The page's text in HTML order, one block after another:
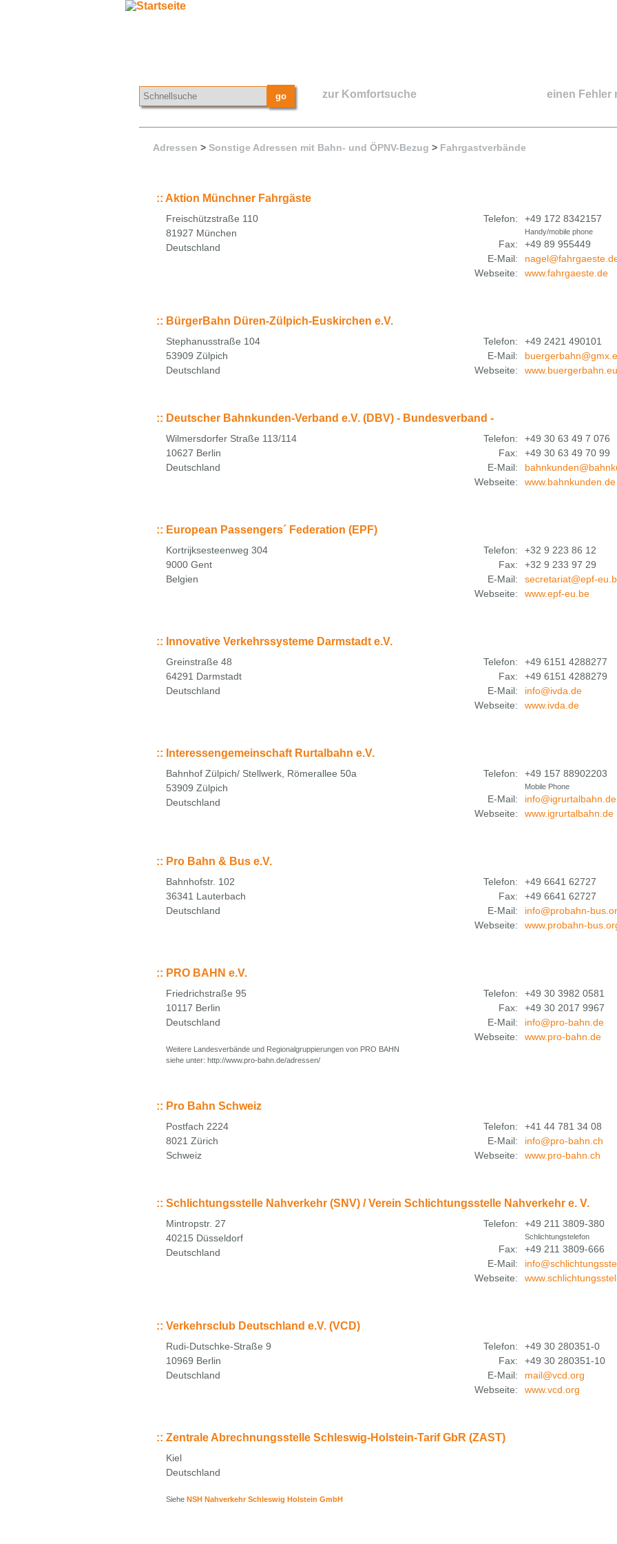
einen Fehler
zur Komfortsuche
Adressen > Sonstige Adressen mit Bahn- und ÖPNV-Bezug > Fahrgastverbände
:: Aktion Münchner Fahrgäste
Freischützstraße 110
81927 München
Deutschland
Telefon:
Fax:
E-Mail:
Webseite:
+49 172 8342157
Handy/mobile phone
+49 89 955449
www.fahrgaeste.de
:: BürgerBahn Düren-Zülpich-Euskirchen e.V.
Stephanusstraße 104
53909 Zülpich
Deutschland
Telefon:
E-Mail:
Webseite:
+49 2421 490101
www.buergerbahn.eu
:: Deutscher Bahnkunden-Verband e.V. (DBV) - Bundesverband -
Wilmersdorfer Straße 113/114
10627 Berlin
Deutschland
Telefon:
Fax:
E-Mail:
Webseite:
+49 30 63 49 7 076
+49 30 63 49 70 99
www.bahnkunden.de
:: European Passengers´ Federation (EPF)
Kortrijksesteenweg 304
9000 Gent
Belgien
Telefon:
Fax:
E-Mail:
Webseite:
+32 9 223 86 12
+32 9 233 97 29
secretariat@epf-
www.epf-eu.be
:: Innovative Verkehrssysteme Darmstadt e.V.
Greinstraße 48
64291 Darmstadt
Deutschland
Telefon:
Fax:
E-Mail:
Webseite:
+49 6151 4288277
+49 6151 4288279
info@ivda.de
www.ivda.de
:: Interessengemeinschaft Rurtalbahn e.V.
Bahnhof Zülpich/ Stellwerk, Römerallee 50a
53909 Zülpich
Deutschland
Telefon:
E-Mail:
Webseite:
+49 157 88902203
Mobile Phone
info@igrurtalbahn.de
www.igrurtalbahn.de
:: Pro Bahn & Bus e.V.
Bahnhofstr. 102
36341 Lauterbach
Deutschland
Telefon:
Fax:
E-Mail:
Webseite:
+49 6641 62727
+49 6641 62727
info@probahn-
www.probahn-
:: PRO BAHN e.V.
Friedrichstraße 95
10117 Berlin
Deutschland
Weitere Landesverbände und Regionalgruppierungen von PRO BAHN
siehe unter: http://www.pro-bahn.de/adressen/
Telefon:
Fax:
E-Mail:
Webseite:
+49 30 3982 0581
+49 30 2017 9967
info@pro-bahn.de
www.pro-bahn.de
:: Pro Bahn Schweiz
Postfach 2224
8021 Zürich
Schweiz
Telefon:
E-Mail:
Webseite:
+41 44 781 34 08
info@pro-bahn.ch
www.pro-bahn.ch
:: Schlichtungsstelle Nahverkehr (SNV) / Verein Schlichtungsstelle Nahverkehr e. V.
Mintropstr. 27
40215 Düsseldorf
Deutschland
Telefon:
Fax:
E-Mail:
Webseite:
+49 211 3809-380
Schlichtungstelefon
+49 211 3809-666
:: Verkehrsclub Deutschland e.V. (VCD)
Rudi-Dutschke-Straße 9
10969 Berlin
Deutschland
Telefon:
Fax:
E-Mail:
Webseite:
+49 30 280351-0
+49 30 280351-10
mail@vcd.org
www.vcd.org
:: Zentrale Abrechnungsstelle Schleswig-Holstein-Tarif GbR (ZAST)
Kiel
Deutschland
Siehe NSH Nahverkehr Schleswig Holstein GmbH